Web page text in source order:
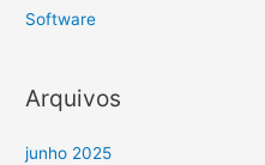
Software
Arquivos
junho 2025